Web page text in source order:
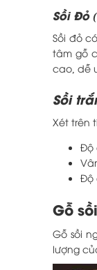
Sồi Đỏ
Sồi đỏ
tâm gỗ
cao, dễ
Sồi
Xét trên
Độ
Độ
Gỗ
Gỗ sồi
lượng